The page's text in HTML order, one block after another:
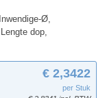
Ø,
dop,
€ 2,3422
per Stuk